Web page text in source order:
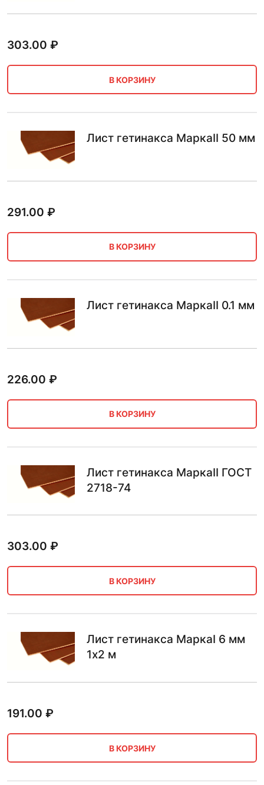
303.00 ₽
В КОРЗИНУ
Лист гетинакса МаркаII 50 мм
291.00 ₽
В КОРЗИНУ
Лист гетинакса МаркаII 0.1 мм
226.00 ₽
В КОРЗИНУ
Лист гетинакса МаркаII ГОСТ
2718-74
303.00 ₽
В КОРЗИНУ
Лист гетинакса МаркаI 6 мм
1х2 м
191.00 ₽
В КОРЗИНУ